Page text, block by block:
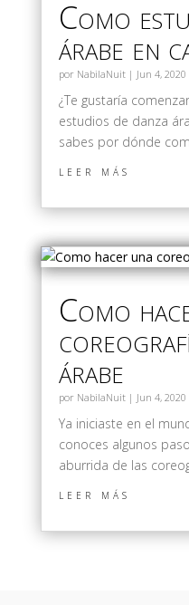
Como
árabe en
por NabilaNuit| Jun 4, 2020
¿Te gustaría
estudios de danza
sabes por dónde
leer más
Como
árabe
por NabilaNuit| Jun 4, 2020
Ya iniciaste en el
conoces algunos
aburrida de las
leer más